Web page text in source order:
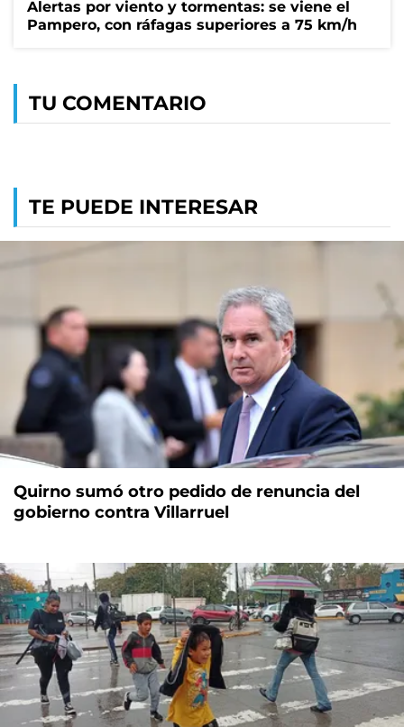
Alertas por viento y tormentas: se viene el
Pampero, con ráfagas superiores a 75 km/h
TU COMENTARIO
TE PUEDE INTERESAR
Quirno sumó otro pedido de renuncia del
gobierno contra Villarruel